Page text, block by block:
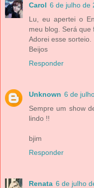
Carol 6 de julho de
Lu, eu apertei o
meu blog. Será que
Adorei esse sorteio.
Beijos
Responder
Unknown 6 de
Sempre um show
lindo !!
bjim
Responder
Renata 6 de julho